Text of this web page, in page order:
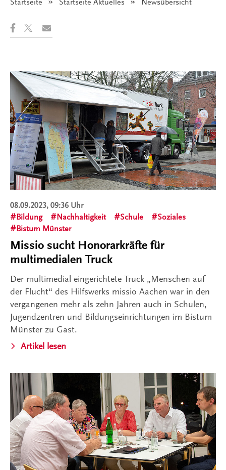
Startseite Startseite Aktuelles Angezeigt:
Newsübersicht
08.09.2023, 09:36 Uhr
Bildung
Nachhaltigkeit Schule
Soziales
Bistum Münster
Missio sucht Honorarkräfte für
multimedialen Truck
Der multimedial eingerichtete Truck „Menschen auf
der Flucht“ des Hilfswerks missio Aachen war in den
vergangenen mehr als zehn Jahren auch in Schulen,
Jugendzentren und Bildungseinrichtungen im Bistum
Münster zu Gast.
Artikel lesen